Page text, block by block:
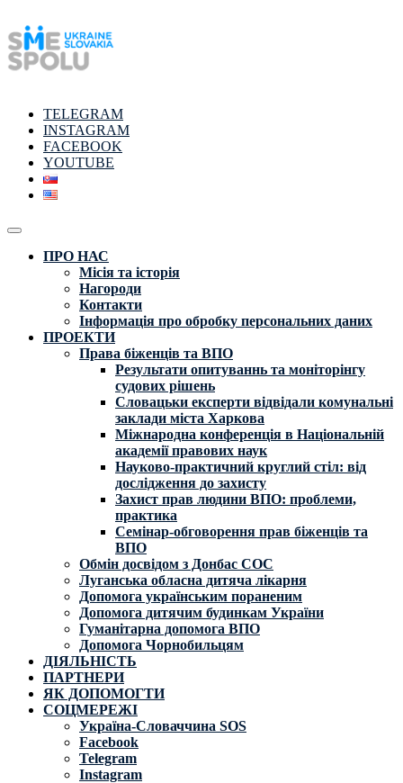
TELEGRAM
INSTAGRAM
FACEBOOK
YOUTUBE
ПРО НАС
Місія та історія
Нагороди
Контакти
Інформація про обробку персональних даних
ПРОЕКТИ
Права біженців та ВПO
Результати опитуваннь та моніторінгу
судових рішень
Словацьки експерти відвідали комунальні
заклади міста Харкова
Міжнародна конференція в Національній
академії правових наук
Науково-практичний круглий стіл: від
дослідження до захисту
Захист прав людини ВПО: проблеми,
практика
Семінар-обговорення прав біженців та
ВПО
Обмін досвідом з Донбас СОС
Луганська обласна дитяча лікарня
Допомога українським пораненим
Допомога дитячим будинкам України
Гуманітарна допомога ВПО
Допомога Чорнобильцям
ДІЯЛЬНІСТЬ
ПАРТНЕРИ
ЯК ДОПОМОГТИ
СОЦМЕРЕЖІ
Україна-Словаччина SOS
Facebook
Telegram
Instagram